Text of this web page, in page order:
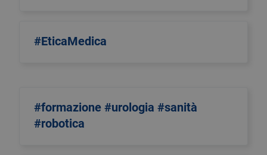
#EticaMedica
#formazione #urologia #sanità
#robotica